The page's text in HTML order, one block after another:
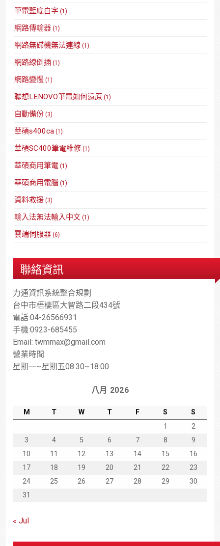
筆電藍底白字 (1)
網路傳輸器 (1)
網路無碟機無法連線 (1)
網路線倒插 (1)
網路變慢 (1)
聯想LENOVO筆電如何還原 (1)
自動備份 (3)
華碩s400ca (1)
華碩SC400筆電維修 (1)
華碩商用筆電 (1)
華碩商用電腦 (1)
資料救援 (3)
輸入法無法輸入中文 (1)
雲端伺服器 (6)
聯絡資訊
力通資訊系統整合規劃
台中市梧棲區大智路二段434號
電話:04-26566931
手機:0923-685455
Email: twmmax@gmail.com
營業時間:
星期一~星期五08:30~18:00
八月 2026
M T W T F S
S
1
2
3
4 5 6 7 8
9
10
11 12 13 14 15
16
17
18 19 20 21 22
23
24
25 26 27 28 29
30
31
« Jul